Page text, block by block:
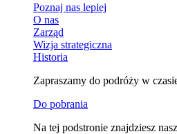
Poznaj nas lepiej
O nas
Zarząd
Wizja strategiczna
Historia
Zapraszamy do podróży w
Do pobrania
Na tej podstronie znajdziesz